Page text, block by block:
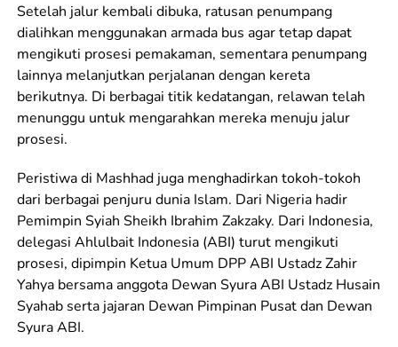
Setelah jalur kembali dibuka, ratusan penumpang
dialihkan menggunakan armada bus agar tetap dapat
mengikuti prosesi pemakaman, sementara penumpang
lainnya melanjutkan perjalanan dengan kereta
berikutnya. Di berbagai titik kedatangan, relawan telah
menunggu untuk mengarahkan mereka menuju jalur
prosesi.
Peristiwa di Mashhad juga menghadirkan tokoh-tokoh
dari berbagai penjuru dunia Islam. Dari Nigeria hadir
Pemimpin Syiah Sheikh Ibrahim Zakzaky. Dari Indonesia,
delegasi Ahlulbait Indonesia (ABI) turut mengikuti
prosesi, dipimpin Ketua Umum DPP ABI Ustadz Zahir
Yahya bersama anggota Dewan Syura ABI Ustadz Husain
Syahab serta jajaran Dewan Pimpinan Pusat dan Dewan
Syura ABI.